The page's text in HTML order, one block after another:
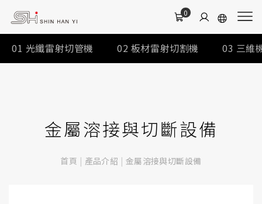
0
01 光纖雷射切管機 02 板材雷射切割機 03 三維
金屬溶接與切斷設備
首頁 | 產品介紹 | 金屬溶接與切斷設備